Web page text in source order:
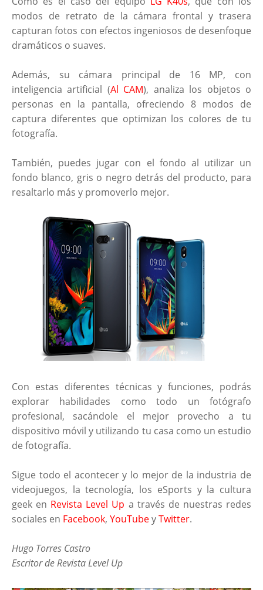
modos de retrato de la cámara frontal y trasera
capturan fotos con efectos ingeniosos de desenfoque
dramáticos o suaves.
Además, su cámara principal de 16 MP, con
inteligencia artificial (Al CAM), analiza los objetos o
personas en la pantalla, ofreciendo 8 modos de
captura diferentes que optimizan los colores de tu
fotografía.
También, puedes jugar con el fondo al utilizar un
fondo blanco, gris o negro detrás del producto, para
resaltarlo más y promoverlo mejor.
Con estas diferentes técnicas y funciones, podrás
explorar habilidades como todo un fotógrafo
profesional, sacándole el mejor provecho a tu
dispositivo móvil y utilizando tu casa como un estudio
de fotografía.
Sigue todo el acontecer y lo mejor de la industria de
videojuegos, la tecnología, los eSports y la cultura
geek en Revista Level Up a través de nuestras redes
sociales en Facebook, YouTubeyTwitter.
Hugo Torres Castro
Escritor de Revista Level Up